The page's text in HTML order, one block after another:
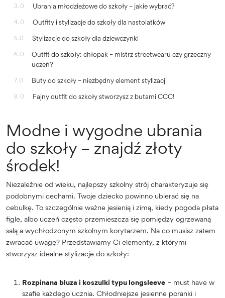
3.0 Ubrania młodzieżowe do szkoły – jakie wybrać?
4.0 Outfity i stylizacje do szkoły dla nastolatków
5.0 Stylizacje do szkoły dla dziewczynki
6.0
Outfit do szkoły: chłopak – mistrz streetwearu czy grzeczny
uczeń?
7.0 Buty do szkoły – niezbędny element stylizacji
8.0 Fajny outfit do szkoły stworzysz z butami CCC!
Modne i wygodne ubrania
do szkoły – znajdź złoty
środek!
Niezależnie od wieku, najlepszy szkolny strój charakteryzuje się
podobnymi cechami. Twoje dziecko powinno ubierać się na
cebulkę. To szczególnie ważne jesienią i zimą, kiedy pogoda płata
figle, albo uczeń często przemieszcza się pomiędzy ogrzewaną
salą a wychłodzonym szkolnym korytarzem. Na co musisz zatem
zwracać uwagę? Przedstawiamy Ci elementy, z którymi
stworzysz idealne stylizacje do szkoły:
Rozpinana bluza i koszulki typu longsleeve – must have w
szafie każdego ucznia. Chłodniejsze jesienne poranki i